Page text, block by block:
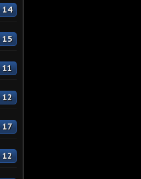
14
15
11
12
17
12